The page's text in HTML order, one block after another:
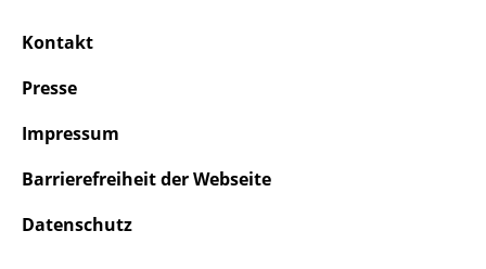
Kontakt
Presse
Impressum
Barrierefreiheit der Webseite
Datenschutz